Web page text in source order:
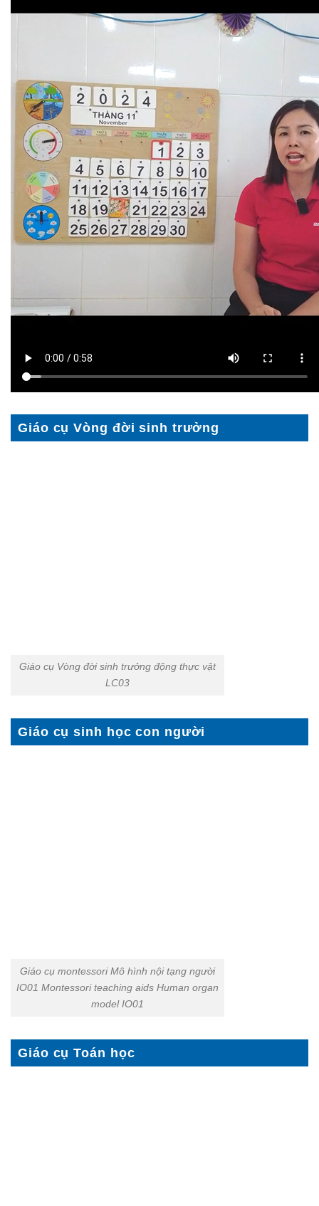
Giáo cụ Vòng đời sinh trưởng
Giáo cụ Vòng đời sinh trưởng động thực vật
LC03
Giáo cụ sinh học con người
Giáo cụ montessori Mô hình nội tạng người
IO01 Montessori teaching aids Human organ
model IO01
Giáo cụ Toán học